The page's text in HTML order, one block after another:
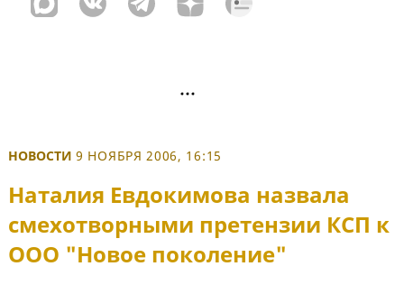
НОВОСТИ 9 НОЯБРЯ 2006, 16:15
Наталия Евдокимова назвала
смехотворными претензии КСП к
ООО "Новое поколение"